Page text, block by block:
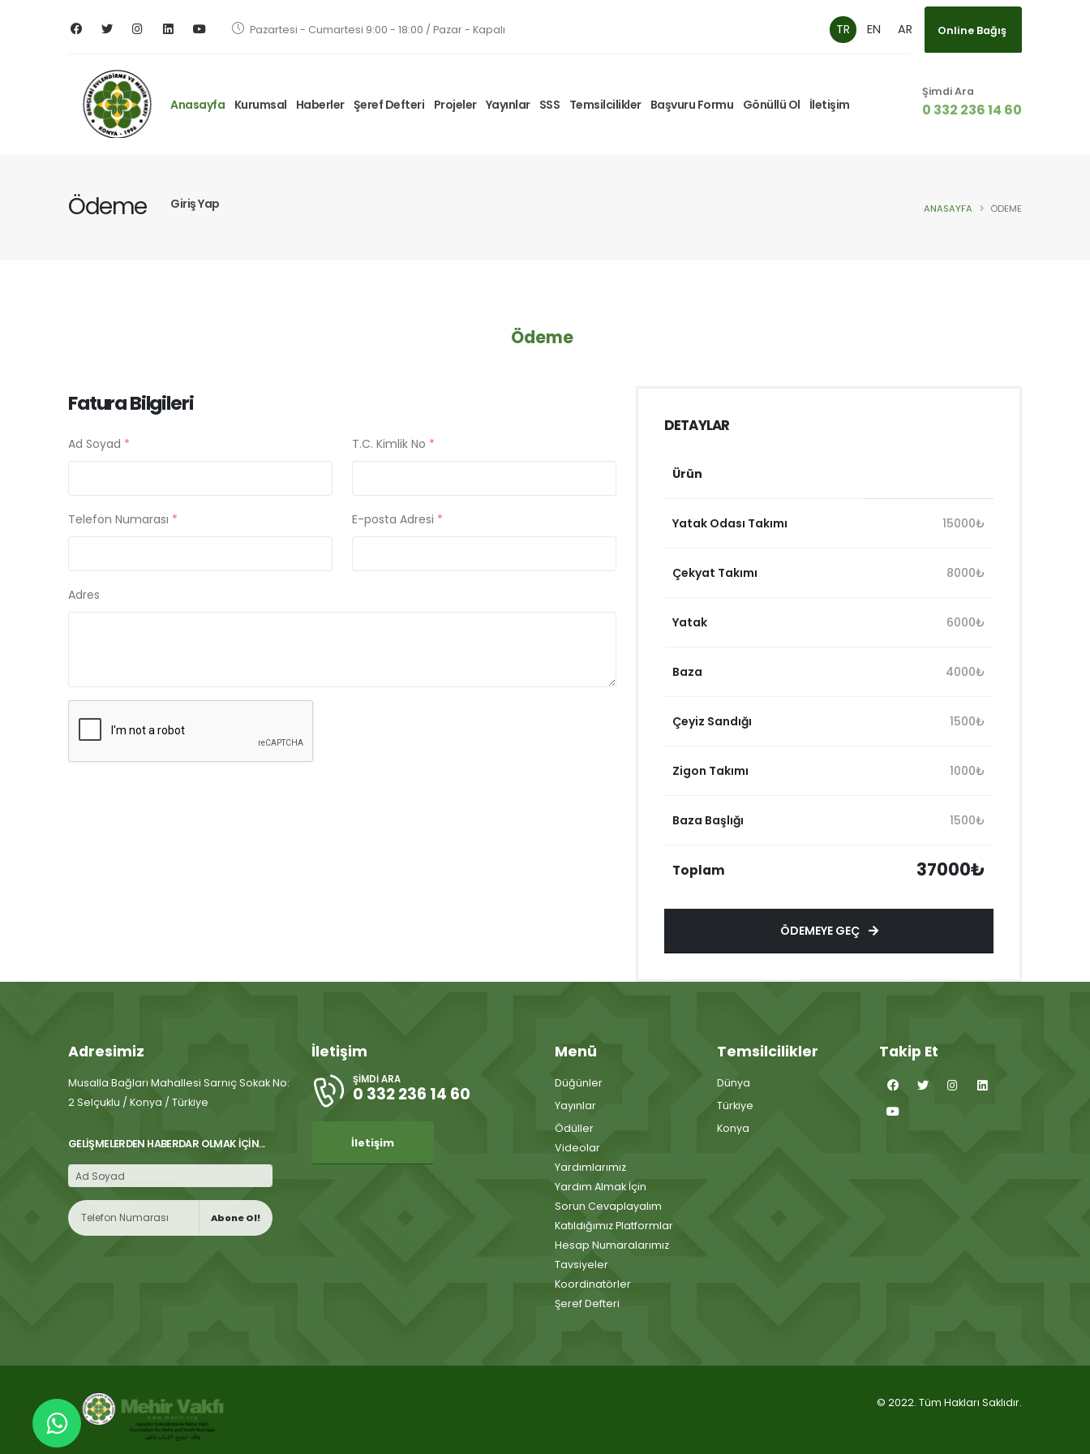
Pazartesi - Cumartesi 9:00 - 18:00 / Pazar - Kapalı TR EN AR Online Bağış
Anasayfa Kurumsal Haberler Şeref Defteri Projeler Yayınlar SSS Temsilcilikler Başvuru Formu Gönüllü Ol İletişim
Giriş Yap
Şimdi Ara
0 332 236 14 60
Ödeme ANASAYFA ÖDEME
Ödeme
Fatura Bilgileri
Ad Soyad * T.C. Kimlik No *
Telefon Numarası * E-posta Adresi *
Adres
DETAYLAR
Ürün
Yatak Odası Takımı 15000₺
Çekyat Takımı 8000₺
Yatak 6000₺
Baza 4000₺
Çeyiz Sandığı 1500₺
Zigon Takımı 1000₺
Baza Başlığı 1500₺
Toplam 37000₺
ÖDEMEYE GEÇ
Adresimiz
Musalla Bağları Mahallesi Sarnıç Sokak No:
2 Selçuklu / Konya / Türkiye
GELIŞMELERDEN HABERDAR OLMAK İÇIN...
Abone Ol!
İletişim
ŞIMDI ARA
0 332 236 14 60
İletişim
Menü
Düğünler
Yayınlar
Ödüller
Videolar
Yardımlarımız
Yardım Almak İçin
Sorun Cevaplayalım
Katıldığımız Platformlar
Hesap Numaralarımız
Tavsiyeler
Koordinatörler
Şeref Defteri
Temsilcilikler
Dünya
Türkiye
Konya
Takip Et
© 2022. Tüm Hakları Saklıdır.